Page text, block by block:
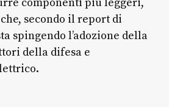
secondo il report di
spingendo l’adozione della
della difesa e